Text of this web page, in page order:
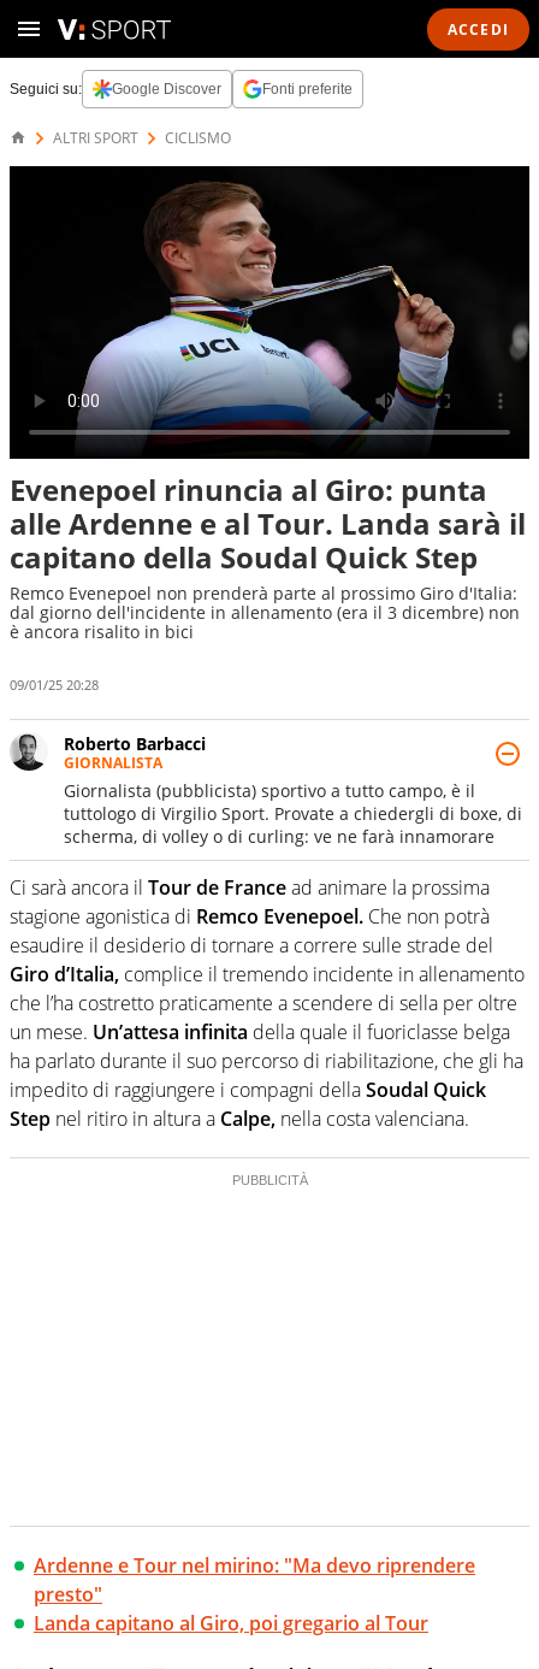
ACCEDI
Seguici su: Google Discover Fonti preferite
ALTRI SPORT CICLISMO
Evenepoel rinuncia al Giro: punta
alle Ardenne e al Tour. Landa sarà il
capitano della Soudal Quick Step
Remco Evenepoel non prenderà parte al prossimo Giro d'Italia:
dal giorno dell'incidente in allenamento (era il 3 dicembre) non
è ancora risalito in bici
09/01/25 20:28
Roberto Barbacci
GIORNALISTA
Giornalista (pubblicista) sportivo a tutto campo, è il
tuttologo di Virgilio Sport. Provate a chiedergli di boxe, di
scherma, di volley o di curling: ve ne farà innamorare
Ci sarà ancora il Tour de Francead animare la prossima
stagione agonistica di Remco Evenepoel. Che non potrà
esaudire il desiderio di tornare a correre sulle strade del
Giro d’Italia, complice il tremendo incidente in allenamento
che l’ha costretto praticamente a scendere di sella per oltre
un mese. Un’attesa infinita della quale il fuoriclasse belga
ha parlato durante il suo percorso di riabilitazione, che gli ha
impedito di raggiungere i compagni dellaSoudal Quick
Step nel ritiro in altura a Calpe, nella costa valenciana.
Ardenne e Tour nel mirino: "Ma devo riprendere
presto"
Landa capitano al Giro, poi gregario al Tour